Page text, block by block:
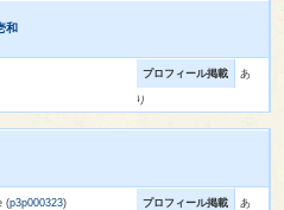
和
プロフィール掲載 あ
り
(p3p000323) プロフィール掲載 あ